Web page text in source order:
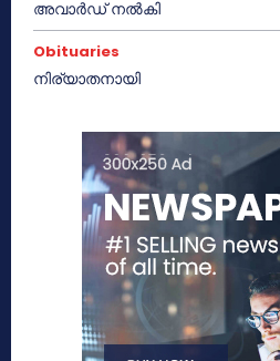
അവാർഡ് നൽകി
Obituaries
നിര്യാതനായി